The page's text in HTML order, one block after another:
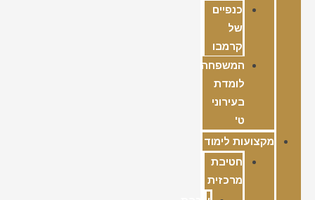
כנפיים
של
קרמבו
המשפחה
לומדת
בעירוני
ט'
מקצועות לימוד
חטיבת
מרכזית